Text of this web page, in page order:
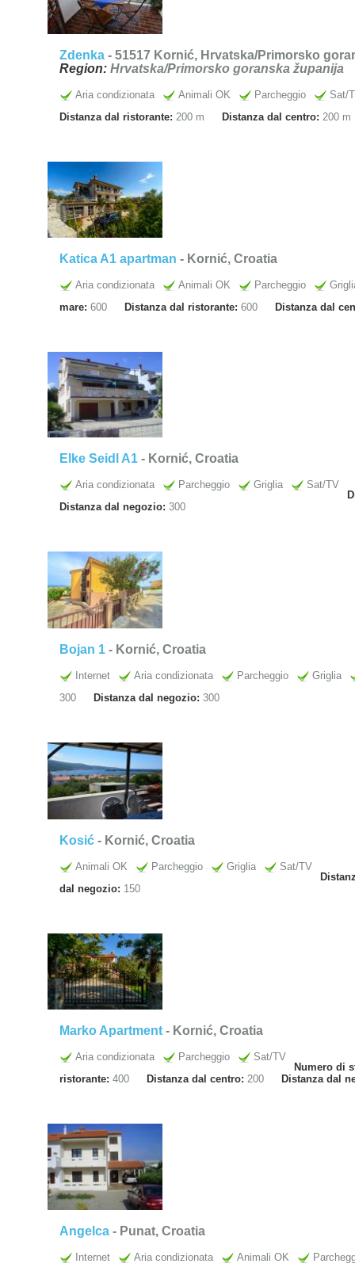
Zdenka - 51517 Kornić, Hrvatska/Primorsko
Region: Hrvatska/Primorsko goranska županija
Aria condizionata Animali OK Parcheggio
Sat/
Distanza dal ristorante: 200 m Distanza dal centro: 200 m
Katica A1 apartman - Kornić, Croatia
Aria condizionata Animali OK Parcheggio
mare: 600 Distanza dal ristorante: 600 Distanza dal
Elke Seidl A1 - Kornić, Croatia
Aria condizionata Parcheggio Griglia
Sat/TV
Distanza dal negozio: 300
Bojan 1 - Kornić, Croatia
Internet Aria condizionata Parcheggio
Griglia
300
Distanza dal negozio: 300
Kosić - Kornić, Croatia
Animali OK Parcheggio Griglia
Sat/TV
dal negozio: 150
Marko Apartment - Kornić, Croatia
Aria condizionata Parcheggio
Sat/TV
Numero di
ristorante: 400 Distanza dal centro: 200 Distanza dal
Angelca - Punat, Croatia
Internet Aria condizionata Animali OK